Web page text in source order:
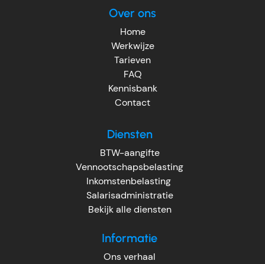
Over ons
Home
Werkwijze
Tarieven
FAQ
Kennisbank
Contact
Diensten
BTW-aangifte
Vennootschapsbelasting
Inkomstenbelasting
Salarisadministratie
Bekijk alle diensten
Informatie
Ons verhaal